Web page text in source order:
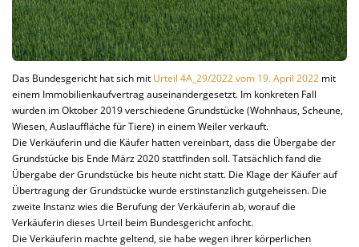
Das Bundesgericht hat sich mit Urteil 4A_29/2022 vom 19. April 2022 mit
einem Immobilienkaufvertrag auseinandergesetzt. Im konkreten Fall
wurden im Oktober 2019 verschiedene Grundstücke (Wohnhaus, Scheune,
Wiesen, Auslauffläche für Tiere) in einem Weiler verkauft.
Die Verkäuferin und die Käufer hatten vereinbart, dass die Übergabe der
Grundstücke bis Ende März 2020 stattfinden soll. Tatsächlich fand die
Übergabe der Grundstücke bis heute nicht statt. Die Klage der Käufer auf
Übertragung der Grundstücke wurde erstinstanzlich gutgeheissen. Die
zweite Instanz wies die Berufung der Verkäuferin ab, worauf die
Verkäuferin dieses Urteil beim Bundesgericht anfocht.
Die Verkäuferin machte geltend, sie habe wegen ihrer körperlichen